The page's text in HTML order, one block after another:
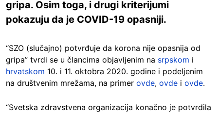
gripa. Osim toga, i drugi kriterijumi
pokazuju da je COVID-19 opasniji.
“SZO (slučajno) potvrđuje da korona nije opasnija od
gripa” tvrdi se u člancima objavljenim na srpskom i
hrvatskom 10. i 11. oktobra 2020. godine i podeljenim
na društvenim mrežama, na primer ovde, ovde i ovde.
“Svetska zdravstvena organizacija konačno je potvrdila